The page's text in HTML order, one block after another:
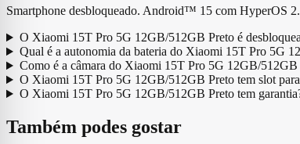
Smartphone desbloqueado. Android™ 15 com HyperOS
O Xiaomi 15T Pro 5G 12GB/512GB Preto é
Qual é a autonomia da bateria do Xiaomi 15T Pro 5G
Como é a câmara do Xiaomi 15T Pro 5G 12GB/512GB
O Xiaomi 15T Pro 5G 12GB/512GB Preto tem slot
O Xiaomi 15T Pro 5G 12GB/512GB Preto tem
Também podes gostar